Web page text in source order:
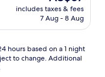
price
is
includes taxes & fees
7 Aug - 8 Aug
hours based on a 1 night
to change. Additional